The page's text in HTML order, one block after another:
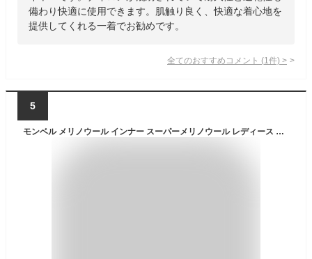
備わり快適に使用できます。肌触り良く、快適な着心地を
提供してくれる一着でお勧めです。
全てのおすすめコメント (1 件) >
5
モンベル メリノウール インナー スーパーメリノウール レディース メンズ ラウンドネック アンダーウェア 速乾 速乾性 保温 保温性 機能性インナー 冬 夏 オールシーズン あったか 登山 雪山 スキー スノボ スノーボード スポーツ アウトドア 送料無料 mont-bell もんべる